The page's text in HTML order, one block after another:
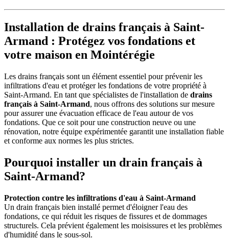
Installation de drains français à Saint-
Armand : Protégez vos fondations et
votre maison en Mointérégie
Les drains français sont un élément essentiel pour prévenir les
infiltrations d'eau et protéger les fondations de votre propriété à
Saint-Armand. En tant que spécialistes de l'installation de drains
français à Saint-Armand, nous offrons des solutions sur mesure
pour assurer une évacuation efficace de l'eau autour de vos
fondations. Que ce soit pour une construction neuve ou une
rénovation, notre équipe expérimentée garantit une installation fiable
et conforme aux normes les plus strictes.
Pourquoi installer un drain français à
Saint-Armand?
Protection contre les infiltrations d'eau à Saint-Armand
Un drain français bien installé permet d'éloigner l'eau des
fondations, ce qui réduit les risques de fissures et de dommages
structurels. Cela prévient également les moisissures et les problèmes
d'humidité dans le sous-sol.